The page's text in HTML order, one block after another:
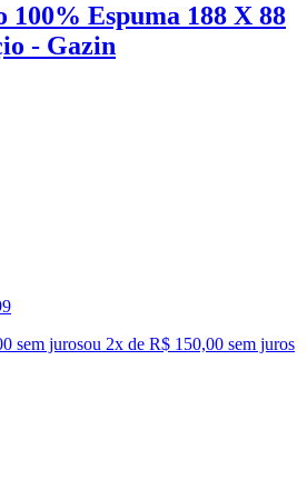
100% Espuma 188 X 88
- Gazin
sem jurosou 2x de R$ 150,00 sem juros